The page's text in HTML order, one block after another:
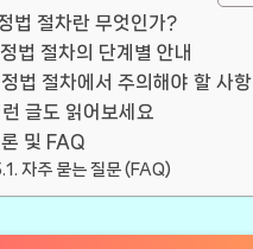
법 절차란 무엇인가?
법 절차의 단계별 안내
법 절차에서 주의해야 할 사항
글도 읽어보세요
및 FAQ
자주 묻는 질문 (FAQ)